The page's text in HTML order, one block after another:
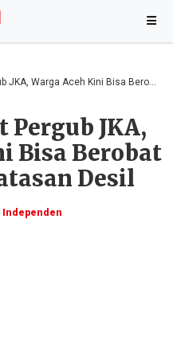
Aceh Kini Bisa Berobat Tanpa Pembatasan Desil
Pergub JKA,
Bisa Berobat
Desil